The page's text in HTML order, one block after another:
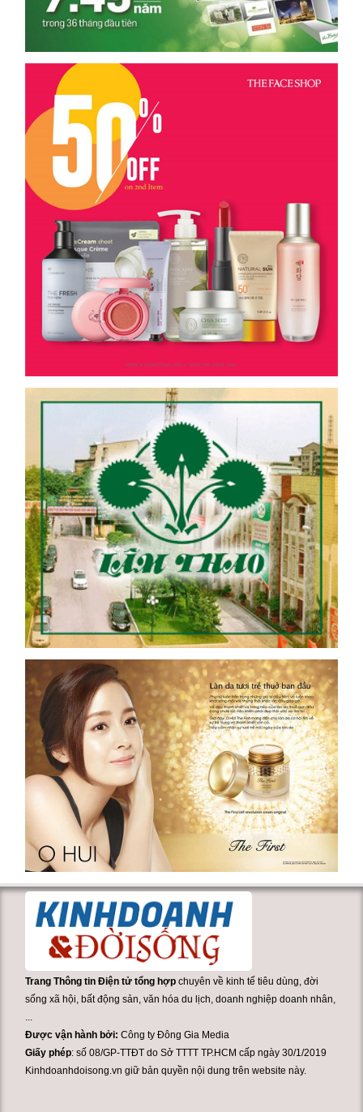
Trang Thông tin Điện tử tổng hợp chuyên về kinh tế tiêu dùng, đời
sống xã hội, bất động sản, văn hóa du lịch, doanh nghiệp doanh nhân,
...
Được vận hành bởi:Công ty Đông Gia Media
Giấy phép: số 08/GP-TTĐT do Sở TTTT TP.HCM cấp ngày 30/1/2019
Kinhdoanhdoisong.vn giữ bản quyền nội dung trên website này.